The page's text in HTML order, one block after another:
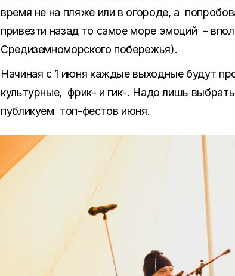
время не на пляже или в огороде, а
привезти назад то самое море эмоций –
Средиземноморского побережья).
Начиная с 1 июня каждые выходные будут
культурные, фрик- и гик-. Надо лишь
публикуем топ-фестов июня.